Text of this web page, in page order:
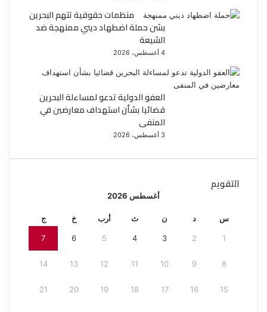
منظمات حقوقية تتهم البحرين
بشن حملة اضطهاد ديني ممنهجة ضد
الشيعة
4 أغسطس، 2026
العفو الدولية تدعو لمساءلة البحرين
قضائيا بشأن استهداف معارضين في
المنفى
3 أغسطس، 2026
التقويم
أغسطس 2026
س د ن ث أرب خ ج
1
2
3
4
5
6
7
8
9
10
11
12
13
14
15
16
17
18
19
20
21